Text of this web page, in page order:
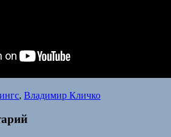
, Владимир Кличко